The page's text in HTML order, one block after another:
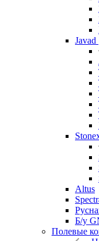
Javad
Altus
Б/у
Полевые